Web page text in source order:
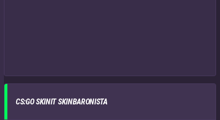
CS:GO SKINIT SKINBARONISTA